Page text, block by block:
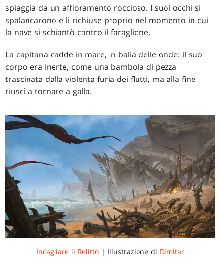
spiaggia da un affioramento roccioso. I suoi occhi si
spalancarono e li richiuse proprio nel momento in cui
la nave si schiantò contro il faraglione.
La capitana cadde in mare, in balia delle onde: il suo
corpo era inerte, come una bambola di pezza
trascinata dalla violenta furia dei flutti, ma alla fine
riuscì a tornare a galla.
Incagliare il Relitto| Illustrazione di Dimitar